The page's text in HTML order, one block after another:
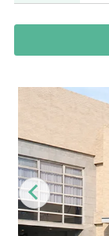
Previous